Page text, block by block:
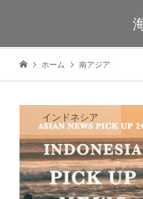
ホーム 南アジア
インドネシア